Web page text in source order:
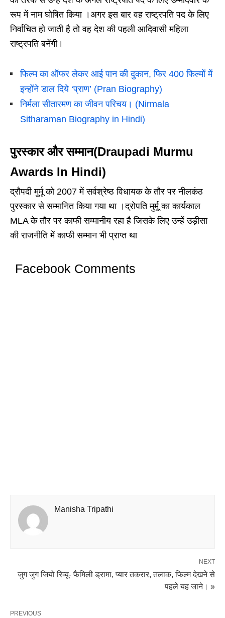
रूप में नाम घोषित किया ।अगर इस बार वह राष्ट्रपति पद के लिए
निर्वाचित हो जाती है तो वह देश की पहली आदिवासी महिला
राष्ट्रपति बनेंगी।
फिल्म का ऑफर लेकर आई पान की दुकान, फिर 400 फिल्मों में
इन्होंने डाल दिये ‘प्राण’ (Pran Biography)
निर्मला सीतारमण का जीवन परिचय। (Nirmala
Sitharaman Biography in Hindi)
पुरस्कार और सम्मान(Draupadi Murmu
Awards In Hindi)
द्रौपदी मुर्मू को 2007 में सर्वश्रेष्ठ विधायक के तौर पर नीलकंठ
पुरस्कार से सम्मानित किया गया था ।द्रोपति मुर्मू का कार्यकाल
MLA के तौर पर काफी सम्मानीय रहा है जिसके लिए उन्हें उड़ीसा
की राजनीति में काफी सम्मान भी प्राप्त था
Facebook Comments
Manisha Tripathi
NEXT
जुग जुग जियो रिव्यू- फैमिली ड्रामा, प्यार तकरार, तलाक, फिल्म देखने से
पहले यह जाने। »
PREVIOUS